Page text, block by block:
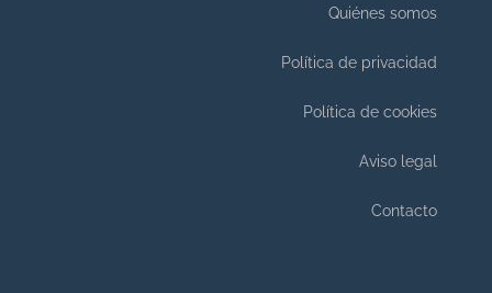
Quiénes somos
Política de privacidad
Política de cookies
Aviso legal
Contacto